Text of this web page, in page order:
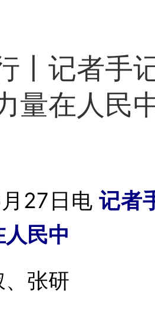
丨记者手
量在人民
月27日电记者
民中
张研